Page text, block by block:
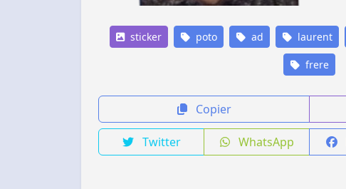
sticker poto ad laurent
frere
Copier
Twitter WhatsApp